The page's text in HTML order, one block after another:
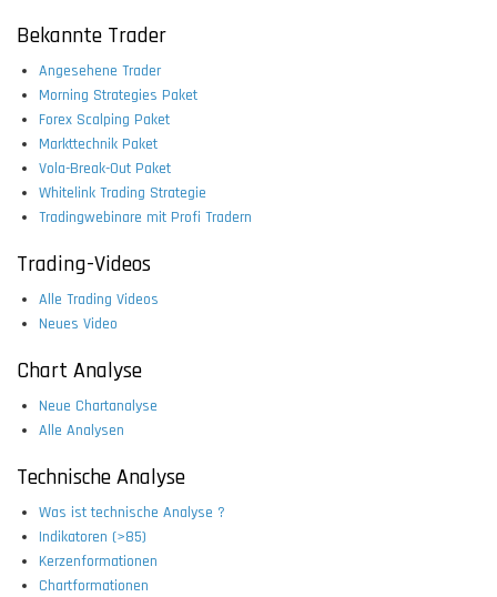
Bekannte Trader
Angesehene Trader
Morning Strategies Paket
Forex Scalping Paket
Markttechnik Paket
Vola-Break-Out Paket
Whitelink Trading Strategie
Tradingwebinare mit Profi Tradern
Trading-Videos
Alle Trading Videos
Neues Video
Chart Analyse
Neue Chartanalyse
Alle Analysen
Technische Analyse
Was ist technische Analyse ?
Indikatoren (>85)
Kerzenformationen
Chartformationen